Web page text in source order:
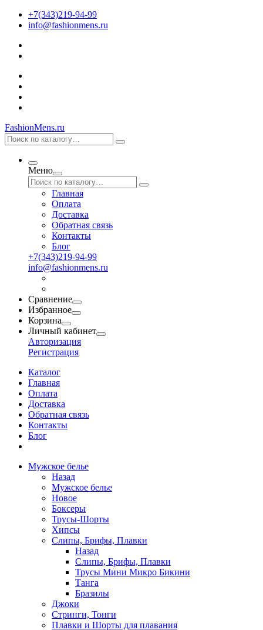
+7(343)219-94-99
info@fashionmens.ru
FashionMens.ru
Меню
Главная
Оплата
Доставка
Обратная связь
Контакты
Блог
+7(343)219-94-99
info@fashionmens.ru
Сравнение
Избранное
Корзина
Личный кабинет
Авторизация
Регистрация
Каталог
Главная
Оплата
Доставка
Обратная связь
Контакты
Блог
Мужское белье
Назад
Мужское белье
Новое
Боксеры
Трусы-Шорты
Хипсы
Слипы, Брифы, Плавки
Назад
Слипы, Брифы, Плавки
Трусы Мини Микро Бикини
Танга
Бразилы
Джоки
Стринги, Тонги
Плавки и Шорты для плавания